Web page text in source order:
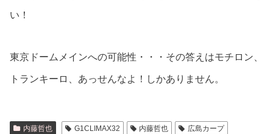
い！
東京ドームメインへの可能性・・・その答えはモチロン、
トランキーロ、あっせんなよ！しかありません。
内藤哲也 G1CLIMAX32 内藤哲也
広島カープ